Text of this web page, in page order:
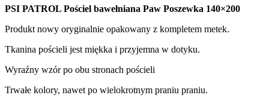
PSI PATROL Pościel bawełniana Paw Poszewka 140×200
Produkt nowy oryginalnie opakowany z kompletem metek.
Tkanina pościeli jest miękka i przyjemna w dotyku.
Wyraźny wzór po obu stronach pościeli
Trwałe kolory, nawet po wielokrotnym praniu praniu.